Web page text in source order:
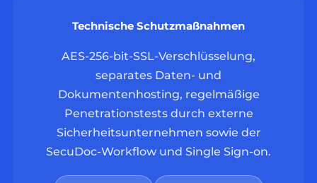
Technische Schutzmaßnahmen
AES-256-bit-SSL-Verschlüsselung,
separates Daten- und
Dokumentenhosting, regelmäßige
Penetrationstests durch externe
Sicherheitsunternehmen sowie der
SecuDoc-Workflow und Single Sign-on.